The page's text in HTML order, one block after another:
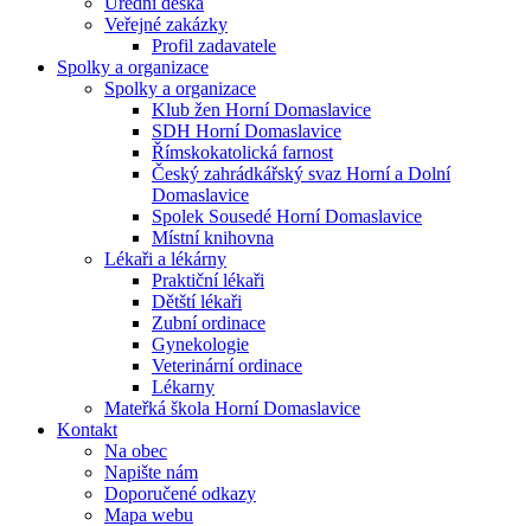
Veřejné zakázky
Profil zadavatele
Spolky a organizace
Spolky a organizace
Klub žen Horní Domaslavice
SDH Horní Domaslavice
Římskokatolická farnost
Český zahrádkářský svaz Horní a Dolní
Domaslavice
Spolek Sousedé Horní Domaslavice
Místní knihovna
Lékaři a lékárny
Praktiční lékaři
Dětští lékaři
Zubní ordinace
Gynekologie
Veterinární ordinace
Lékarny
Mateřká škola Horní Domaslavice
Kontakt
Na obec
Napište nám
Doporučené odkazy
Mapa webu